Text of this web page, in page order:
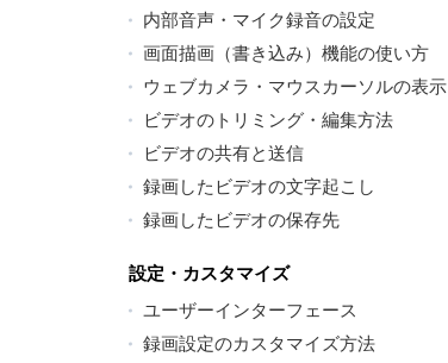
内部音声・マイク録音の設定
画面描画（書き込み）機能の使い方
ウェブカメラ・マウスカーソルの表示
ビデオのトリミング・編集方法
ビデオの共有と送信
録画したビデオの文字起こし
録画したビデオの保存先
設定・カスタマイズ
ユーザーインターフェース
録画設定のカスタマイズ方法